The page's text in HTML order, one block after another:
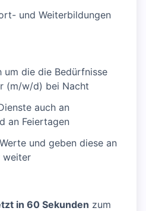
und Weiterbildungen
um die die Bedürfnisse
(m/w/d) bei Nacht
auch an
an Feiertagen
und geben diese an
weiter
in 60 Sekunden zum